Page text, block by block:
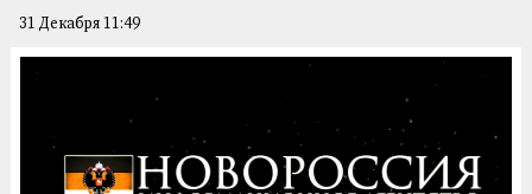
31 Декабря 11:49